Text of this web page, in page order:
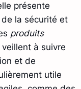
présente
la sécurité et
produits
à suivre
et de
utile